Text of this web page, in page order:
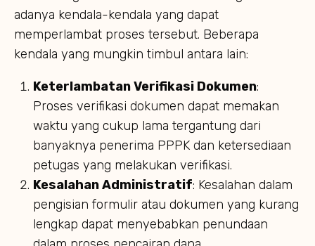
adanya kendala-kendala yang dapat
memperlambat proses tersebut. Beberapa
kendala yang mungkin timbul antara lain:
Keterlambatan Verifikasi Dokumen:
Proses verifikasi dokumen dapat memakan
waktu yang cukup lama tergantung dari
banyaknya penerima PPPK dan ketersediaan
petugas yang melakukan verifikasi.
Kesalahan Administratif: Kesalahan dalam
pengisian formulir atau dokumen yang kurang
lengkap dapat menyebabkan penundaan